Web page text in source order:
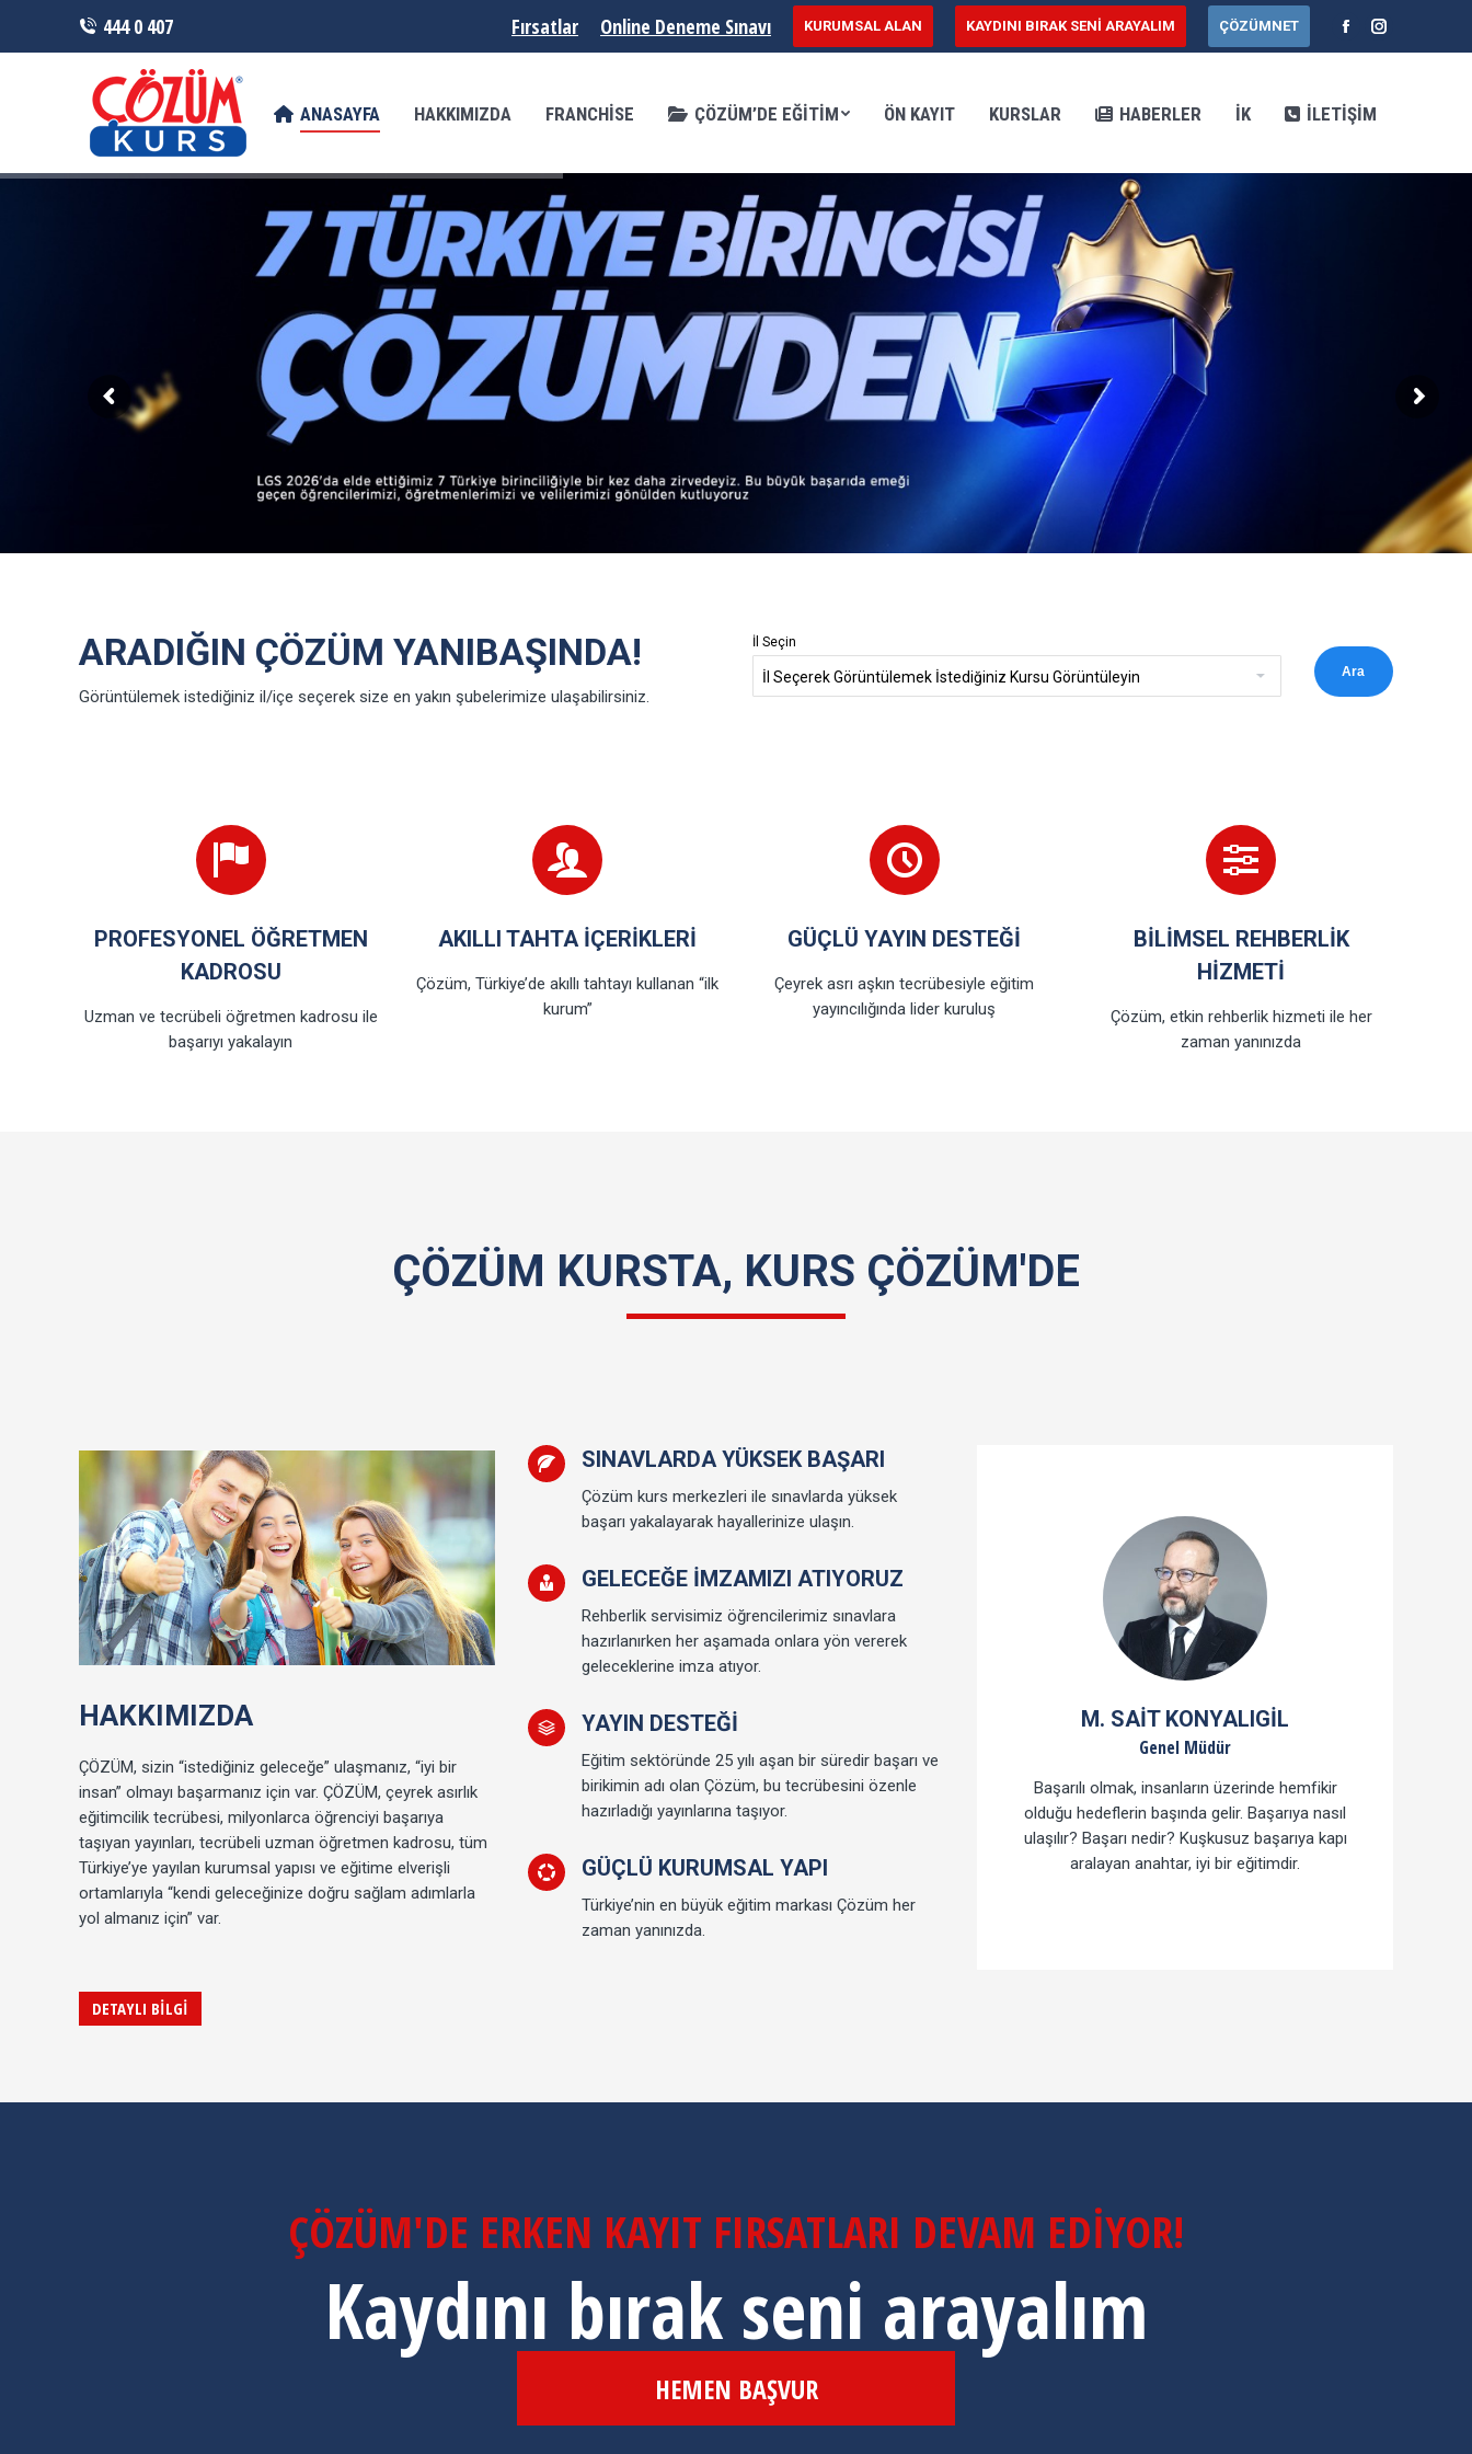
444 0 407 Fırsatlar Online Deneme Sınavı KURUMSAL ALAN KAYDINI BIRAK SENİ ARAYALIM ÇÖZÜMNET
FacebookInstagram
ANASAYFA HAKKIMIZDA FRANCHISE ÇÖZÜM’DE EĞITIM ÖN KAYIT KURSLAR HABERLER İK İLETIŞIM
ARADIĞIN ÇÖZÜM YANIBAŞINDA!
Görüntülemek istediğiniz il/içe seçerek size en yakın şubelerimize ulaşabilirsiniz.
İl Seçin
Ara
PROFESYONEL ÖĞRETMEN
KADROSU
Uzman ve tecrübeli öğretmen kadrosu ile
başarıyı yakalayın
AKILLI TAHTA İÇERIKLERI
Çözüm, Türkiye’de akıllı tahtayı kullanan “ilk
kurum”
GÜÇLÜ YAYIN DESTEĞI
Çeyrek asrı aşkın tecrübesiyle eğitim
yayıncılığında lider kuruluş
BILIMSEL REHBERLIK
HIZMETI
Çözüm, etkin rehberlik hizmeti ile her
zaman yanınızda
ÇÖZÜM KURSTA, KURS ÇÖZÜM'DE
HAKKIMIZDA
ÇÖZÜM, sizin “istediğiniz geleceğe” ulaşmanız, “iyi bir
insan” olmayı başarmanız için var. ÇÖZÜM, çeyrek asırlık
eğitimcilik tecrübesi, milyonlarca öğrenciyi başarıya
taşıyan yayınları, tecrübeli uzman öğretmen kadrosu, tüm
Türkiye’ye yayılan kurumsal yapısı ve eğitime elverişli
ortamlarıyla “kendi geleceğinize doğru sağlam adımlarla
yol almanız için” var.
DETAYLI BİLGİ
SINAVLARDA YÜKSEK BAŞARI
Çözüm kurs merkezleri ile sınavlarda yüksek
başarı yakalayarak hayallerinize ulaşın.
GELECEĞE İMZAMIZI ATIYORUZ
Rehberlik servisimiz öğrencilerimiz sınavlara
hazırlanırken her aşamada onlara yön vererek
geleceklerine imza atıyor.
YAYIN DESTEĞI
Eğitim sektöründe 25 yılı aşan bir süredir başarı ve
birikimin adı olan Çözüm, bu tecrübesini özenle
hazırladığı yayınlarına taşıyor.
GÜÇLÜ KURUMSAL YAPI
Türkiye’nin en büyük eğitim markası Çözüm her
zaman yanınızda.
M. SAIT KONYALIGİL
Genel Müdür
Başarılı olmak, insanların üzerinde hemfikir
olduğu hedeflerin başında gelir. Başarıya nasıl
ulaşılır? Başarı nedir? Kuşkusuz başarıya kapı
aralayan anahtar, iyi bir eğitimdir.
ÇÖZÜM'DE ERKEN KAYIT FIRSATLARI DEVAM EDIYOR!
Kaydını bırak seni arayalım
HEMEN BAŞVUR
ANASAYFA ÇÖZÜM’DE EĞITIM ÖN KAYIT KURSLAR HABERLER İK İLETIŞIM